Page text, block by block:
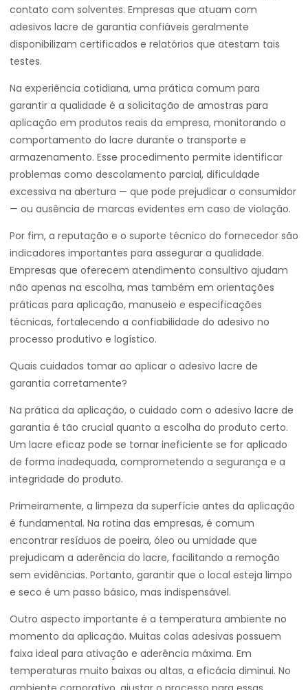
contato com solventes. Empresas que atuam com
adesivos lacre de garantia confiáveis geralmente
disponibilizam certificados e relatórios que atestam tais
testes.
Na experiência cotidiana, uma prática comum para
garantir a qualidade é a solicitação de amostras para
aplicação em produtos reais da empresa, monitorando o
comportamento do lacre durante o transporte e
armazenamento. Esse procedimento permite identificar
problemas como descolamento parcial, dificuldade
excessiva na abertura — que pode prejudicar o consumidor
— ou ausência de marcas evidentes em caso de violação.
Por fim, a reputação e o suporte técnico do fornecedor são
indicadores importantes para assegurar a qualidade.
Empresas que oferecem atendimento consultivo ajudam
não apenas na escolha, mas também em orientações
práticas para aplicação, manuseio e especificações
técnicas, fortalecendo a confiabilidade do adesivo no
processo produtivo e logístico.
Quais cuidados tomar ao aplicar o adesivo lacre de
garantia corretamente?
Na prática da aplicação, o cuidado com o adesivo lacre de
garantia é tão crucial quanto a escolha do produto certo.
Um lacre eficaz pode se tornar ineficiente se for aplicado
de forma inadequada, comprometendo a segurança e a
integridade do produto.
Primeiramente, a limpeza da superfície antes da aplicação
é fundamental. Na rotina das empresas, é comum
encontrar resíduos de poeira, óleo ou umidade que
prejudicam a aderência do lacre, facilitando a remoção
sem evidências. Portanto, garantir que o local esteja limpo
e seco é um passo básico, mas indispensável.
Outro aspecto importante é a temperatura ambiente no
momento da aplicação. Muitas colas adesivas possuem
faixa ideal para ativação e aderência máxima. Em
temperaturas muito baixas ou altas, a eficácia diminui. No